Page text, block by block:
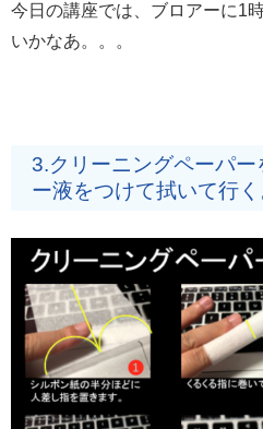
今日の講座では、ブロアーに1
いかなあ。。。
3.クリーニングペーパ
ー液をつけて拭いて行く